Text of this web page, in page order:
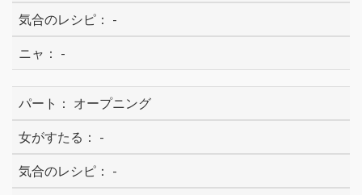
-
-
オープニング
-
-